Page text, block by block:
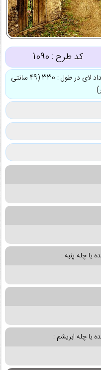
کد طرح : 1090
تعداد لای در طول : 330 (49 سانتی
چله پنبه :
چله ابریشم :